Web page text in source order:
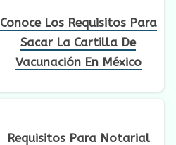
Conoce Los Requisitos Para
Sacar La Cartilla De
Vacunación En México
Requisitos Para Notarial